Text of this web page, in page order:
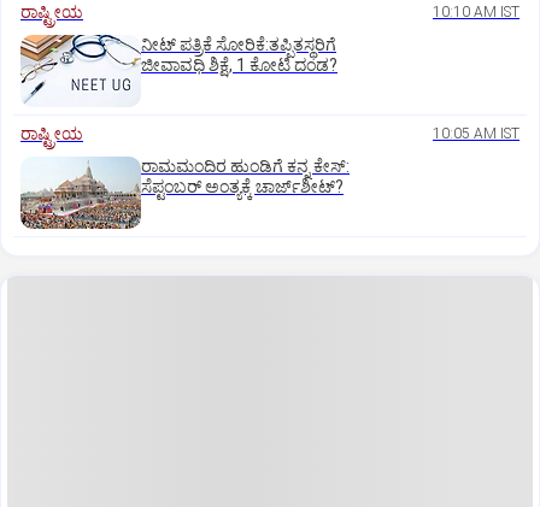
ರಾಷ್ಟ್ರೀಯ 10:10 AM IST
ನೀಟ್‌ ಪತ್ರಿಕೆ ಸೋರಿಕೆ:ತಪ್ಪಿತಸ್ಥರಿಗೆ
ಜೀವಾವಧಿ ಶಿಕ್ಷೆ, 1 ಕೋಟಿ ದಂಡ?
ರಾಷ್ಟ್ರೀಯ 10:05 AM IST
ರಾಮಮಂದಿರ ಹುಂಡಿಗೆ ಕನ್ನ ಕೇಸ್‌:
ಸೆಪ್ಟಂಬರ್‌ ಅಂತ್ಯಕ್ಕೆ ಚಾರ್ಜ್‌ಶೀಟ್‌?